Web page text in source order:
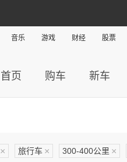
音乐 游戏 财经 股票
首页 购车 新车
× 旅行车 × 300-400公里 ×